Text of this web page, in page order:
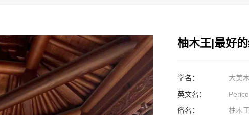
柚木王|最好
学名：
大美
英文名：
俗名：
柚木